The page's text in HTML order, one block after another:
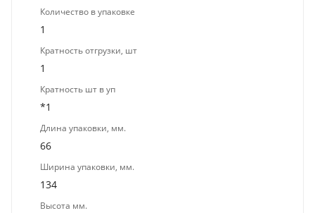
Количество в упаковке
1
Кратность отгрузки, шт
1
Кратность шт в уп
*1
Длина упаковки, мм.
66
Ширина упаковки, мм.
134
Высота мм.